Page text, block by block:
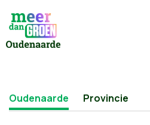
Oudenaarde Provincie